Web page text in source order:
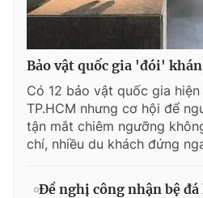
Bảo vật quốc gia 'đói'
Có 12 bảo vật quốc gia
TP.HCM nhưng cơ hội để
tận mắt chiêm ngưỡng
chí, nhiều du khách đứng
Đề nghị công nhận bệ